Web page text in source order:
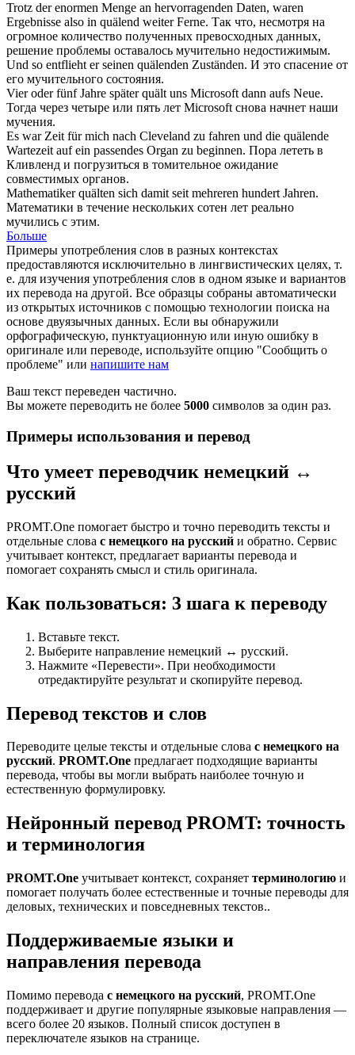
Trotz der enormen Menge an hervorragenden Daten, waren
Ergebnisse also in quälend weiter Ferne. Так что, несмотря на
огромное количество полученных превосходных данных,
решение проблемы оставалось мучительно недостижимым.
Und so entflieht er seinen quälenden Zuständen. И это спасение от
его мучительного состояния.
Vier oder fünf Jahre späterquält uns Microsoft dann aufs Neue.
Тогда через четыре или пять лет Microsoft снова начнет наши
мучения.
Es war Zeit für mich nach Cleveland zu fahren und die quälende
Wartezeit auf ein passendes Organ zu beginnen. Пора лететь в
Кливленд и погрузиться в томительное ожидание
совместимых органов.
Mathematikerquälten sich damit seit mehreren hundert Jahren.
Математики в течение нескольких сотен лет реально
мучились с этим.
Больше
Примеры употребления слов в разных контекстах
предоставляются исключительно в лингвистических целях, т.
е. для изучения употребления слов в одном языке и вариантов
их перевода на другой. Все образцы собраны автоматически
из открытых источников с помощью технологии поиска на
основе двуязычных данных. Если вы обнаружили
орфографическую, пунктуационную или иную ошибку в
оригинале или переводе, используйте опцию "Сообщить о
проблеме" или напишите нам
Ваш текст переведен частично.
Вы можете переводить не более 5000 символов за один раз.
Примеры использования и перевод
Что умеет переводчик немецкий ↔
русский
PROMT.One помогает быстро и точно переводить тексты и
отдельные слова с немецкого на русский и обратно. Сервис
учитывает контекст, предлагает варианты перевода и
помогает сохранять смысл и стиль оригинала.
Как пользоваться: 3 шага к переводу
Вставьте текст.
Выберите направление немецкий ↔ русский.
Нажмите «Перевести». При необходимости
отредактируйте результат и скопируйте перевод.
Перевод текстов и слов
Переводите целые тексты и отдельные слова с немецкого на
русский. PROMT.One предлагает подходящие варианты
перевода, чтобы вы могли выбрать наиболее точную и
естественную формулировку.
Нейронный перевод PROMT: точность
и терминология
PROMT.One учитывает контекст, сохраняет терминологию и
помогает получать более естественные и точные переводы для
деловых, технических и повседневных текстов..
Поддерживаемые языки и
направления перевода
Помимо перевода с немецкого на русский, PROMT.One
поддерживает и другие популярные языковые направления —
всего более 20 языков. Полный список доступен в
переключателе языков на странице.